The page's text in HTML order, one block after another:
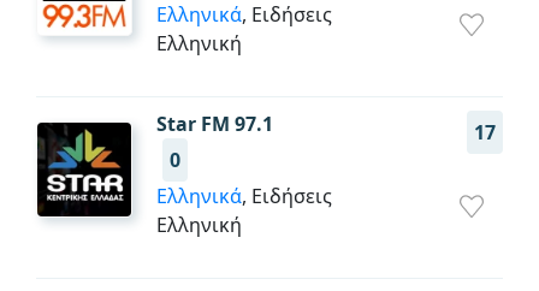
Ελληνικά, Ειδήσεις
Ελληνική
Star FM 97.1
17
0
Ελληνικά, Ειδήσεις
Ελληνική